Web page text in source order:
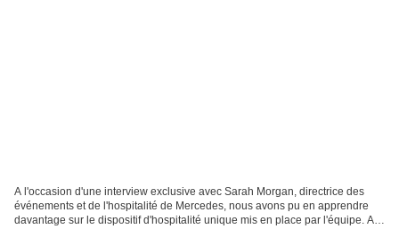
A l'occasion d'une interview exclusive avec Sarah Morgan, directrice des
événements et de l'hospitalité de Mercedes, nous avons pu en apprendre
davantage sur le dispositif d'hospitalité unique mis en place par l'équipe. A